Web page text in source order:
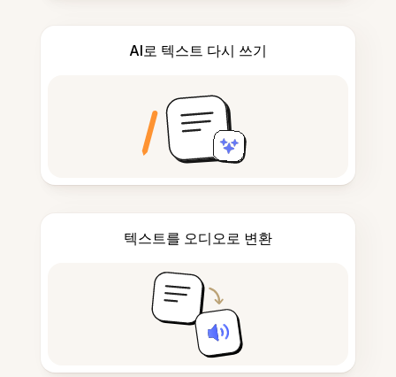
AI로 텍스트 다시 쓰기
텍스트를 오디오로 변환